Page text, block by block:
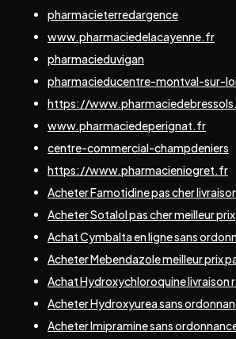
pharmacieterredargence
www.pharmaciedelacayenne.fr
pharmacieduvigan
pharmacieducentre-montval-sur-
https://
www.pharmaciedeperignat.fr
centre-commercial-champdeniers
https://www.pharmacieniogret.fr
Acheter Famotidine pas cher
Acheter Sotalol pas cher meilleur prix
Achat Cymbalta en ligne sans
Acheter Mebendazole meilleur prix
Achat Hydroxychloroquine livraison
Acheter Hydroxyurea sans
Acheter Imipramine sans